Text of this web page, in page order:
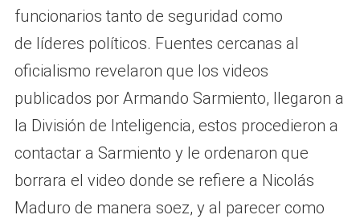
funcionarios tanto de seguridad como
de líderes políticos. Fuentes cercanas al
oficialismo revelaron que los videos
publicados por Armando Sarmiento, llegaron a
la División de Inteligencia, estos procedieron a
contactar a Sarmiento y le ordenaron que
borrara el video donde se refiere a Nicolás
Maduro de manera soez, y al parecer como